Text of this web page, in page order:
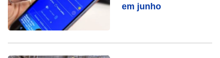
em junho